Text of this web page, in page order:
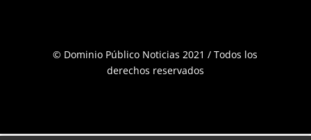
© Dominio Público Noticias 2021 / Todos los
derechos reservados